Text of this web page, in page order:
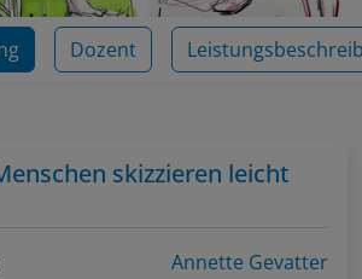
Dozent
skizzieren leicht
Annette Gevatter